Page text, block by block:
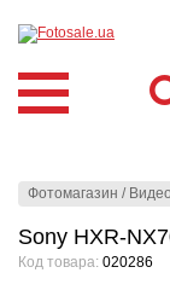
Фотомагазин /
Sony HXR-
Код товара: 020286